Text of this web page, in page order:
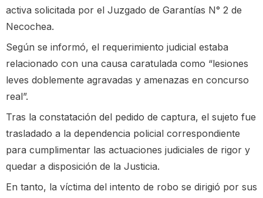
activa solicitada por el Juzgado de Garantías N° 2 de
Necochea.
Según se informó, el requerimiento judicial estaba
relacionado con una causa caratulada como “lesiones
leves doblemente agravadas y amenazas en concurso
real”.
Tras la constatación del pedido de captura, el sujeto fue
trasladado a la dependencia policial correspondiente
para cumplimentar las actuaciones judiciales de rigor y
quedar a disposición de la Justicia.
En tanto, la víctima del intento de robo se dirigió por sus